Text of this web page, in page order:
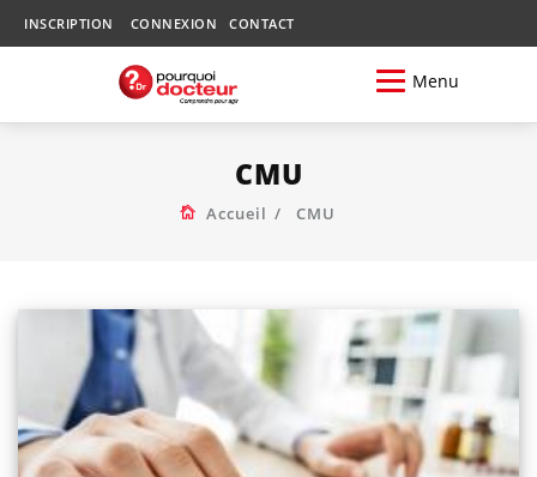
INSCRIPTION CONNEXION CONTACT
Menu
CMU
Accueil CMU